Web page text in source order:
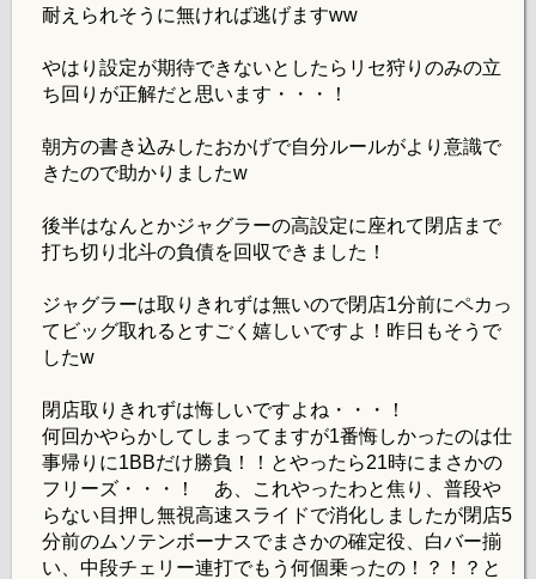
耐えられそうに無ければ逃げますww
やはり設定が期待できないとしたらリセ狩りのみの立
ち回りが正解だと思います・・・！
朝方の書き込みしたおかげで自分ルールがより意識で
きたので助かりましたw
後半はなんとかジャグラーの高設定に座れて閉店まで
打ち切り北斗の負債を回収できました！
ジャグラーは取りきれずは無いので閉店1分前にペカっ
てビッグ取れるとすごく嬉しいですよ！昨日もそうで
したw
閉店取りきれずは悔しいですよね・・・！
何回かやらかしてしまってますが1番悔しかったのは仕
事帰りに1BBだけ勝負！！とやったら21時にまさかの
フリーズ・・・！ あ、これやったわと焦り、普段や
らない目押し無視高速スライドで消化しましたが閉店5
分前のムソテンボーナスでまさかの確定役、白バー揃
い、中段チェリー連打でもう何個乗ったの！？！？と